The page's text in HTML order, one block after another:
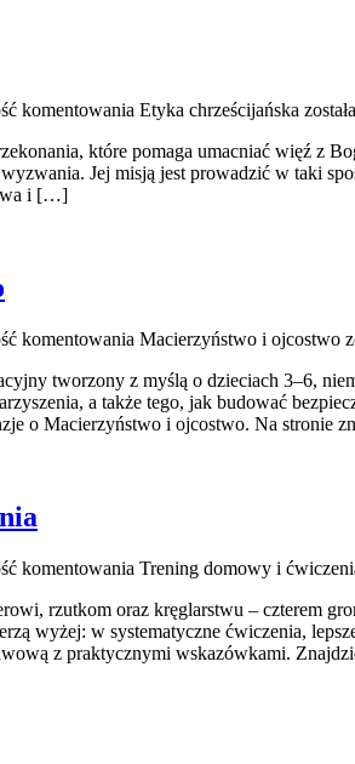
komentowania Etyka chrześcijańska
które pomaga umacniać więź z
Jej misją jest prowadzić w taki
i […]
komentowania Macierzyństwo i ojcostwo
tworzony z myślą o dzieciach 3–6,
a także tego, jak budować
o Macierzyństwo i ojcostwo. Na stronie
komentowania Trening domowy i
rzutkom oraz kręglarstwu – czterem
wyżej: w systematyczne ćwiczenia,
z praktycznymi wskazówkami.